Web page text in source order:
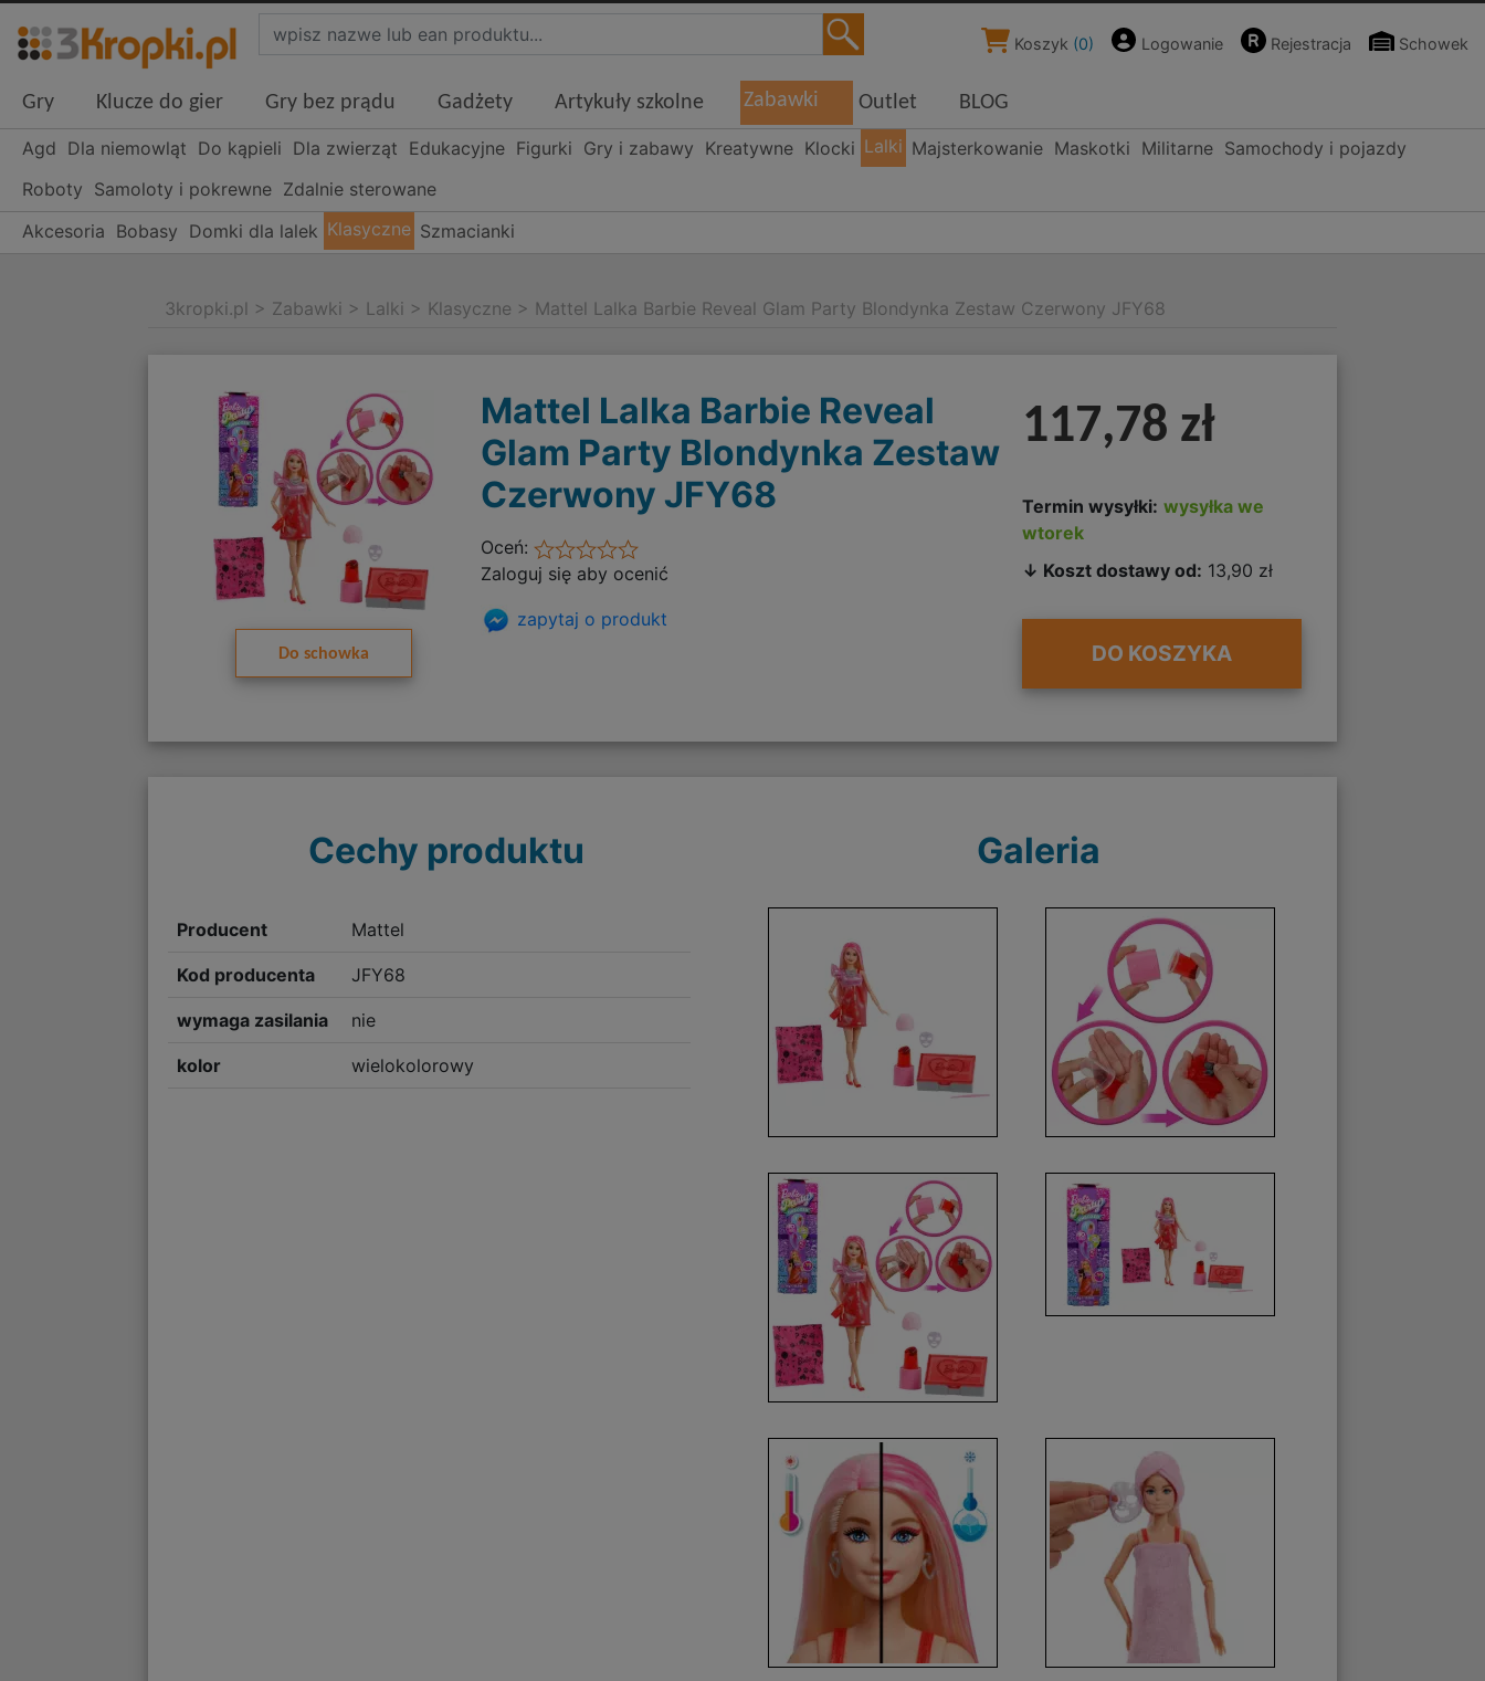
Koszyk (0) Logowanie Rejestracja Schowek
Gry Klucze do gier Gry bez prądu Gadżety Artykuły szkolne Zabawki Outlet BLOG
Agd Dla niemowląt Do kąpieli Dla zwierząt Edukacyjne Figurki Gry i zabawy Kreatywne Klocki Lalki Majsterkowanie Maskotki Militarne Samochody i pojazdy
Roboty Samoloty i pokrewne Zdalnie sterowane
Akcesoria Bobasy Domki dla lalek Klasyczne Szmacianki
3kropki.pl > Zabawki > Lalki > Klasyczne > Mattel Lalka Barbie Reveal Glam Party Blondynka Zestaw Czerwony JFY68
Do schowka
Mattel Lalka Barbie Reveal
Glam Party Blondynka Zestaw
Czerwony JFY68
Oceń:
Zaloguj się aby ocenić
zapytaj o produkt
117,78 zł
Termin wysyłki: wysyłka we
wtorek
↓ Koszt dostawy od: 13,90 zł
DO KOSZYKA
Cechy produktu
Producent Mattel
Kod producenta JFY68
wymaga zasilania nie
kolor wielokolorowy
Galeria